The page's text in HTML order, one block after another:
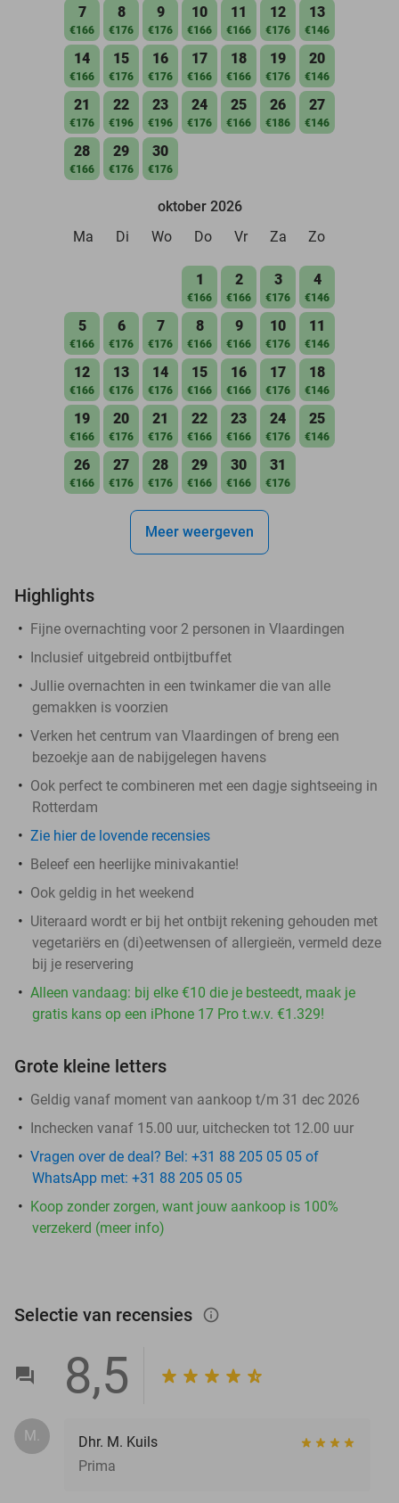
7
€166
8
€176
9
€176
10
€166
11
€166
12
€176
13
€146
14
€166
15
€176
16
€176
17
€166
18
€166
19
€176
20
€146
21
€176
22
€196
23
€196
24
€176
25
€166
26
€186
27
€146
28
€166
29
€176
30
€176
oktober 2026
Ma
Di Wo Do Vr Za Zo
1
€166
2
€166
3
€176
4
€146
5
€166
6
€176
7
€176
8
€166
9
€166
10
€176
11
€146
12
€166
13
€176
14
€176
15
€166
16
€166
17
€176
18
€146
19
€166
20
€176
21
€176
22
€166
23
€166
24
€176
25
€146
26
€166
27
€176
28
€176
29
€166
30
€166
31
€176
Meer weergeven
Highlights
Fijne overnachting voor 2 personen in Vlaardingen
Inclusief uitgebreid ontbijtbuffet
Jullie overnachten in een twinkamer die van alle
gemakken is voorzien
Verken het centrum van Vlaardingen of breng een
bezoekje aan de nabijgelegen havens
Ook perfect te combineren met een dagje sightseeing in
Rotterdam
Zie hier de lovende recensies
Beleef een heerlijke minivakantie!
Ook geldig in het weekend
Uiteraard wordt er bij het ontbijt rekening gehouden met
vegetariërs en (di)eetwensen of allergieën, vermeld deze
bij je reservering
Alleen vandaag: bij elke €10 die je besteedt, maak je
gratis kans op een iPhone 17 Pro t.w.v. €1.329!
Grote kleine letters
Geldig vanaf moment van aankoop t/m 31 dec 2026
Inchecken vanaf 15.00 uur, uitchecken tot 12.00 uur
Vragen over de deal? Bel: +31 88 205 05 05 of
WhatsApp met: +31 88 205 05 05
Koop zonder zorgen, want jouw aankoop is 100%
verzekerd (meer info)
Selectie van recensies info_outlined
8,5
M.
Dhr. M. Kuils
Prima